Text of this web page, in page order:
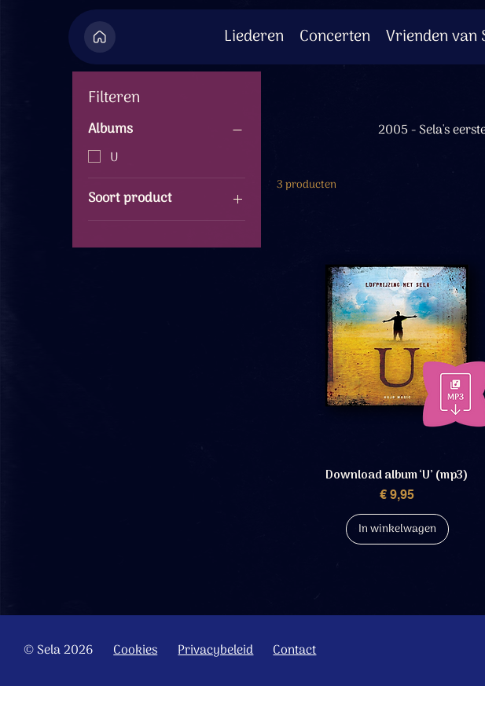
Liederen Concerten Vrienden van
Filteren
Albums
U
Soort product
Audiobestanden
2005 - Sela's
3 producten
Download album ‘U’ (mp3)
Prijs
€ 9,95
In winkelwagen
© Sela 2026 Cookies Privacybeleid Contact